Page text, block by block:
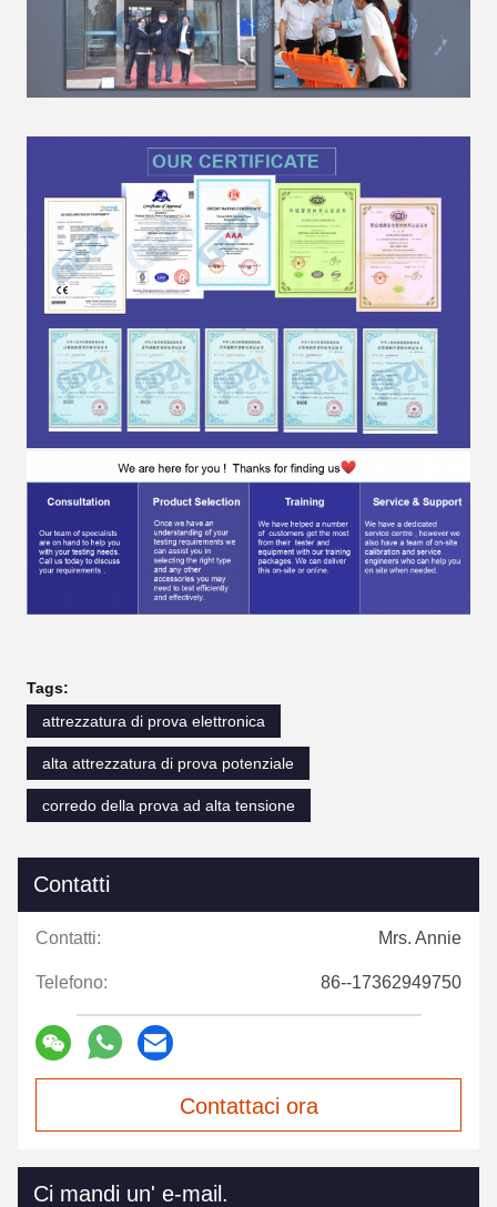
Tags:
attrezzatura di prova elettronica
alta attrezzatura di prova potenziale
corredo della prova ad alta tensione
Contatti
Contatti: Mrs. Annie
Telefono: 86--17362949750
Contattaci ora
Ci mandi un' e-mail.